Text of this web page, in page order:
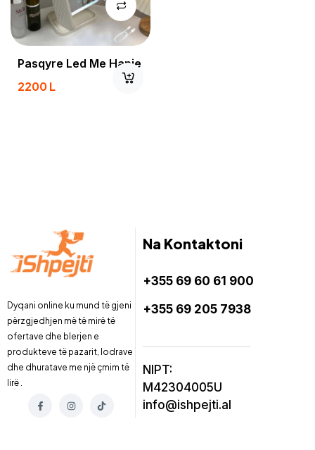
Pasqyre Led Me Hapje
2200L
Dyqani online ku mund të gjeni
përzgjedhjen më të mirë të
ofertave dhe blerjen e
produkteve të pazarit, lodrave
dhe dhuratave me një çmim të
lirë .
Na Kontaktoni
+355 69 60 61 900
+355 69 205 7938
NIPT:
M42304005U
info@ishpejti.al